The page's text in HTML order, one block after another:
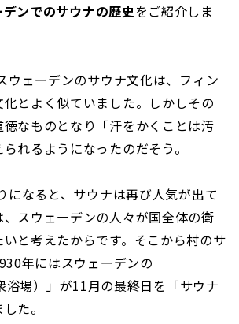
ンでのサウナの歴史をご紹介しま
ウェーデンのサウナ文化は、フィン
とよく似ていました。しかしその
なものとなり「汗をかくことは汚
れるようになったのだそう。
になると、サウナは再び人気が出て
スウェーデンの人々が国全体の衛
と考えたからです。そこから村のサ
年にはスウェーデンの
浴場）」が11月の最終日を「サウナ
た。